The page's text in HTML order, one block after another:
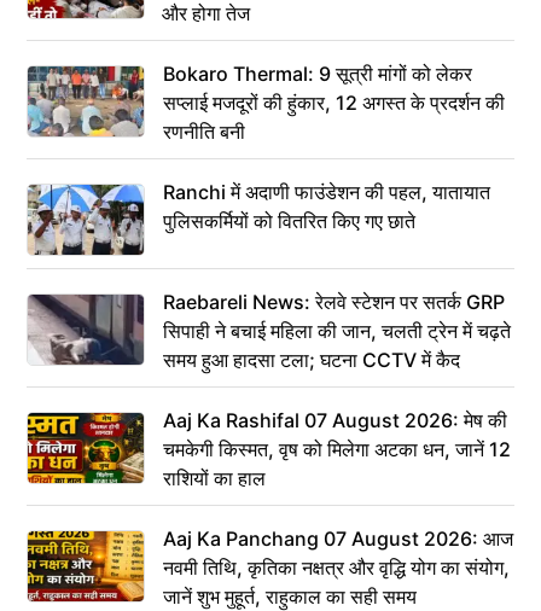
और होगा तेज
Bokaro Thermal: 9 सूत्री मांगों को लेकर
सप्लाई मजदूरों की हुंकार, 12 अगस्त के प्रदर्शन की
रणनीति बनी
Ranchi में अदाणी फाउंडेशन की पहल, यातायात
पुलिसकर्मियों को वितरित किए गए छाते
Raebareli News: रेलवे स्टेशन पर सतर्क GRP
सिपाही ने बचाई महिला की जान, चलती ट्रेन में चढ़ते
समय हुआ हादसा टला; घटना CCTV में कैद
Aaj Ka Rashifal 07 August 2026: मेष की
चमकेगी किस्मत, वृष को मिलेगा अटका धन, जानें 12
राशियों का हाल
Aaj Ka Panchang 07 August 2026: आज
नवमी तिथि, कृतिका नक्षत्र और वृद्धि योग का संयोग,
जानें शुभ मुहूर्त, राहुकाल का सही समय